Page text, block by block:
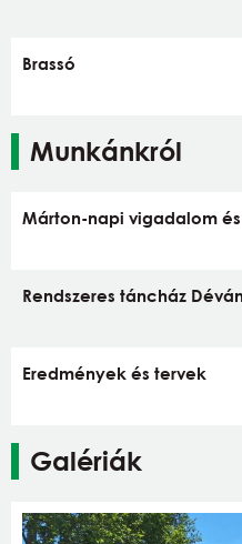
Brassó
Munkánkról
Márton-napi vigadalom
Rendszeres táncház Déván
Eredmények és tervek
Galériák